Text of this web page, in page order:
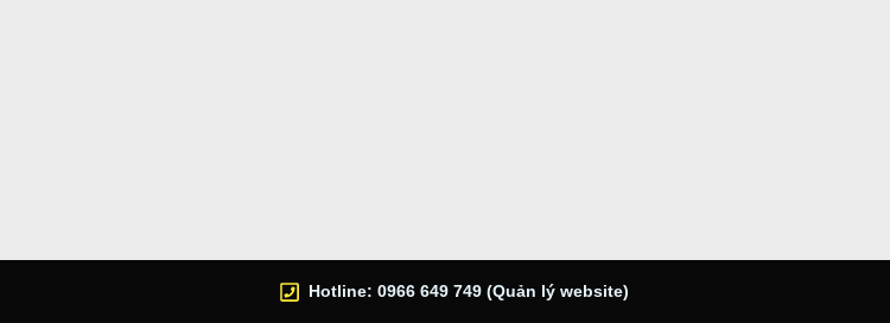
Hotline: 0966 649 749 (Quản lý website)